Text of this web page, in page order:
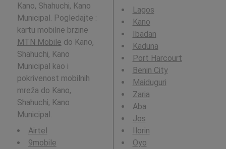
Kano, Shahuchi, Kano
Municipal. Pogledajte :
kartu mobilne brzine
MTN Mobile do Kano,
Shahuchi, Kano
Municipal kao i
pokrivenost mobilnih
mreža do Kano,
Shahuchi, Kano
Municipal.
Airtel
9mobile
Lagos
Kano
Ibadan
Kaduna
Port Harcourt
Benin City
Maiduguri
Zaria
Aba
Jos
Ilorin
Oyo